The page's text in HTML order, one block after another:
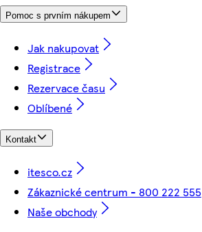
Pomoc s prvním nákupem
Jak nakupovat
Registrace
Rezervace času
Oblíbené
Kontakt
itesco.cz
Zákaznické centrum - 800 222 555
Naše obchody